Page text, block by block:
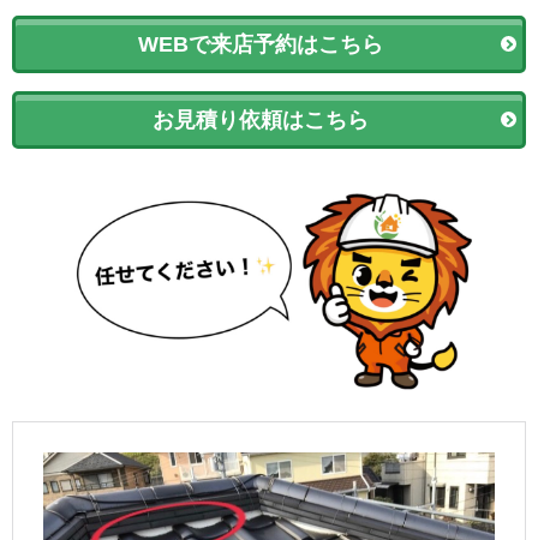
WEBで来店予約はこちら
お見積り依頼はこちら